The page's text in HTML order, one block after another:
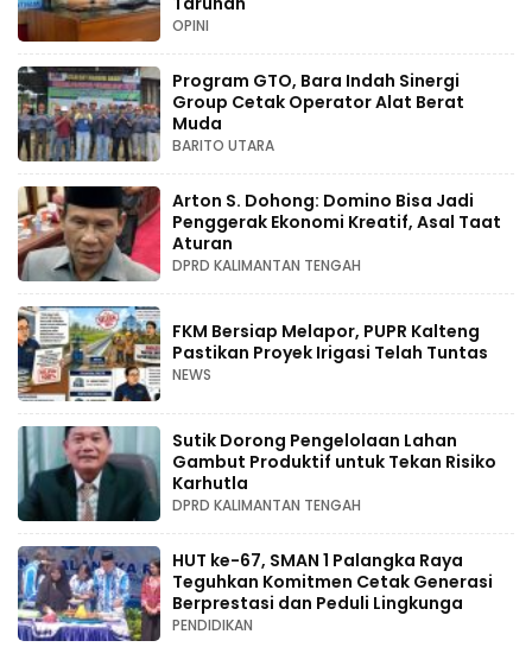
OPINI
Program GTO, Bara Indah Sinergi
Group Cetak Operator Alat Berat
Muda
BARITO UTARA
Arton S. Dohong: Domino Bisa Jadi
Penggerak Ekonomi Kreatif, Asal Taat
Aturan
DPRD KALIMANTAN TENGAH
FKM Bersiap Melapor, PUPR Kalteng
Pastikan Proyek Irigasi Telah Tuntas
NEWS
Sutik Dorong Pengelolaan Lahan
Gambut Produktif untuk Tekan Risiko
Karhutla
DPRD KALIMANTAN TENGAH
HUT ke-67, SMAN 1 Palangka Raya
Teguhkan Komitmen Cetak Generasi
Berprestasi dan Peduli Lingkunga
PENDIDIKAN